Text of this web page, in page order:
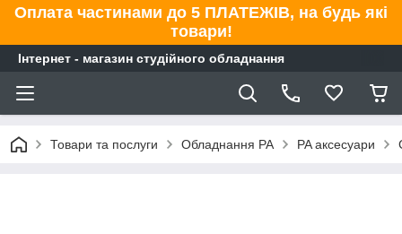
Оплата частинами до 5 ПЛАТЕЖІВ, на будь які
товари!
Інтернет - магазин студійного обладнання
Товари та послуги Обладнання PA PA аксесуари